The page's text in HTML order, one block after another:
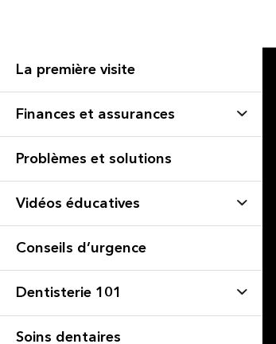
La première visite
Finances et assurances
Problèmes et solutions
Vidéos éducatives
Conseils d’urgence
Dentisterie 101
Soins dentaires